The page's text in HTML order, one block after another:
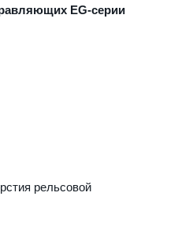
EG-серии
рельсовой